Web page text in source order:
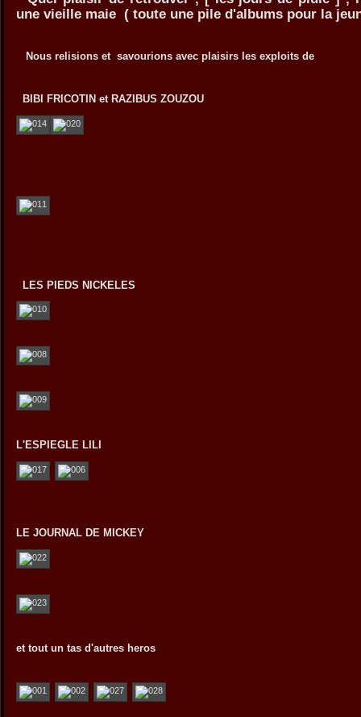
une vieille maie ( toute une pile d'albums pour la
Nous relisions et savourions avec plaisirs les exploits de
BIBI FRICOTIN et RAZIBUS ZOUZOU
LES PIEDS NICKELES
L'ESPIEGLE LILI
LE JOURNAL DE MICKEY
et tout un tas d'autres heros